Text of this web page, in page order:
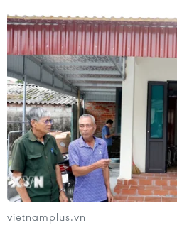
07/10/2020 06:53
Nếu như Vịnh Hạ Long là một
Bái Tử Long lại là một cô
những kỳ quan thiên nhiên
vietnamplus.vn